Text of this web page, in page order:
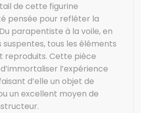
de cette figurine
pensée pour refléter la
parapentiste à la voile, en
tous les éléments
reproduits. Cette pièce
l’expérience
d’elle un objet de
un excellent moyen de